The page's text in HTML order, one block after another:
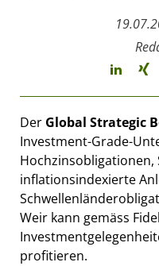
Der Global Strategic
Investment-Grade-
Hochzinsobligationen,
inflationsindexierte
Weir kann gemäss
profitieren.